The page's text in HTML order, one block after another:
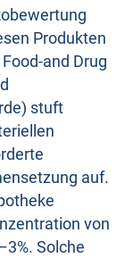
Produkten
and Drug
stuft
auf.
von
Solche